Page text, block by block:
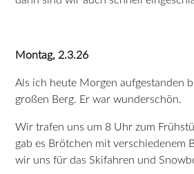
Montag, 2.3.26
Als ich heute Morgen aufgestanden
großen Berg. Er war wunderschön.
Wir trafen uns um 8 Uhr zum
gab es Brötchen mit verschiedenem
wir uns für das Skifahren und